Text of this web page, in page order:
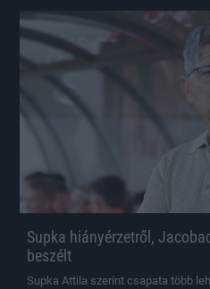
Supka hiányérzetről,
beszélt
Supka Attila szerint csapata több